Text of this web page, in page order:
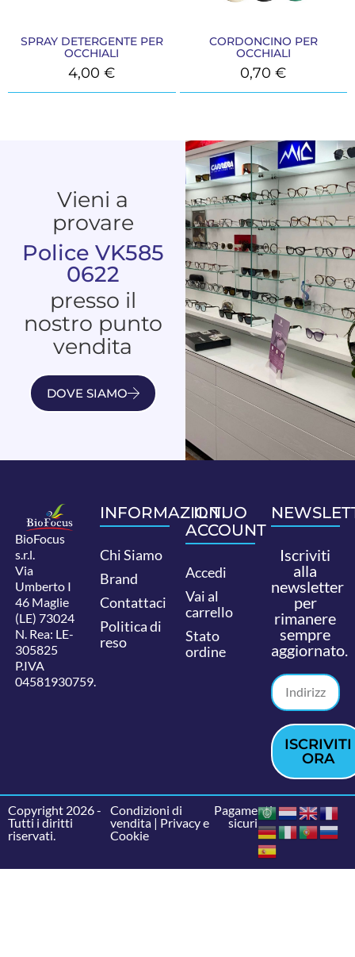
SPRAY DETERGENTE PER
OCCHIALI
4,00€
CORDONCINO PER
OCCHIALI
0,70€
Vieni a
provare
Police VK585
0622
presso il
nostro punto
vendita
DOVE SIAMO
BioFocus
s.r.l.
Via
Umberto I
46 Maglie
(LE) 73024
N. Rea: LE-
305825
P.IVA
04581930759.
INFORMAZIONI
Chi Siamo
Brand
Contattaci
Politica di
reso
IL TUO
ACCOUNT
Accedi
Vai al
carrello
Stato
ordine
Iscriviti
alla
newsletter
per
rimanere
sempre
aggiornato.
ISCRIVITI
ORA
Copyright 2026 -
Tutti i diritti
riservati.
Condizioni di
vendita| Privacy e
Cookie
Pagamenti
sicuri